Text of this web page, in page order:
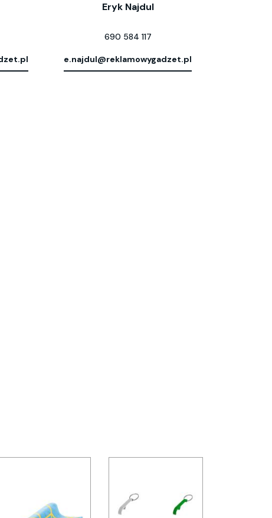
Eryk Najdul
690 584 117
e.najdul@reklamowygadzet.pl